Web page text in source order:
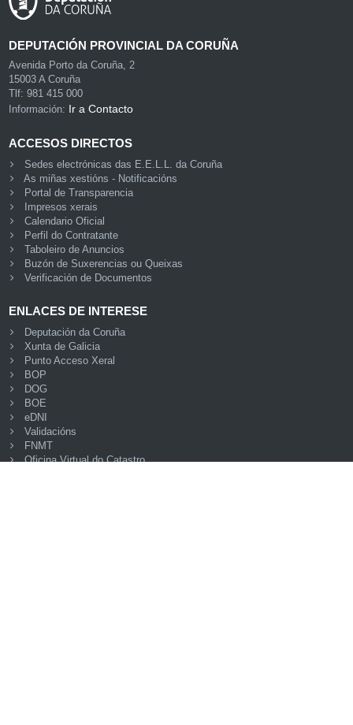
DEPUTACIÓN PROVINCIAL DA CORUÑA
Avenida Porto da Coruña, 2
15003 A Coruña
Tlf: 981 415 000
Información: Ir a Contacto
ACCESOS DIRECTOS
Sedes electrónicas das E.E.L.L. da Coruña
As miñas xestións - Notificacións
Portal de Transparencia
Impresos xerais
Calendario Oficial
Perfil do Contratante
Taboleiro de Anuncios
Buzón de Suxerencias ou Queixas
Verificación de Documentos
ENLACES DE INTERESE
Deputación da Coruña
Xunta de Galicia
Punto Acceso Xeral
BOP
DOG
BOE
eDNI
Validacións
FNMT
Oficina Virtual do Catastro